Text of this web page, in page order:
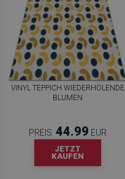
VINYL TEPPICH WIEDERHOLENDE
BLUMEN
PREIS: 44.99 EUR
JETZT
KAUFEN